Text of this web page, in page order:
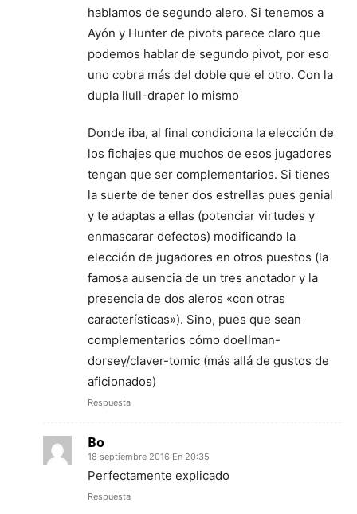
hablamos de segundo alero. Si tenemos a
Ayón y Hunter de pivots parece claro que
podemos hablar de segundo pivot, por eso
uno cobra más del doble que el otro. Con la
dupla llull-draper lo mismo
Donde iba, al final condiciona la elección de
los fichajes que muchos de esos jugadores
tengan que ser complementarios. Si tienes
la suerte de tener dos estrellas pues genial
y te adaptas a ellas (potenciar virtudes y
enmascarar defectos) modificando la
elección de jugadores en otros puestos (la
famosa ausencia de un tres anotador y la
presencia de dos aleros «con otras
características»). Sino, pues que sean
complementarios cómo doellman-
dorsey/claver-tomic (más allá de gustos de
aficionados)
Respuesta
Bo
18 septiembre 2016 En 20:35
Perfectamente explicado
Respuesta